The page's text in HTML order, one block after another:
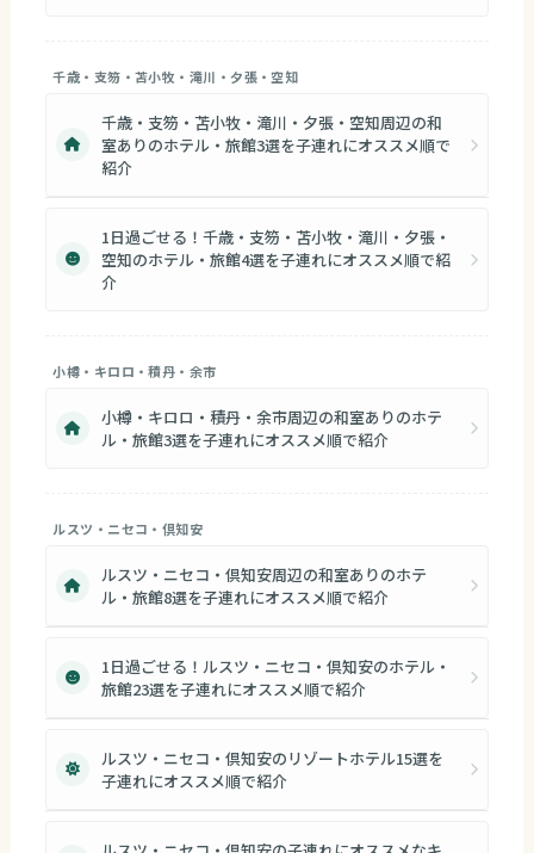
千歳・支笏・苫小牧・滝川・夕張・空知
千歳・支笏・苫小牧・滝川・夕張・空知周辺の和
室ありのホテル・旅館3選を子連れにオススメ順で
紹介
1日過ごせる！千歳・支笏・苫小牧・滝川・夕張・
空知のホテル・旅館4選を子連れにオススメ順で紹
介
小樽・キロロ・積丹・余市
小樽・キロロ・積丹・余市周辺の和室ありのホテ
ル・旅館3選を子連れにオススメ順で紹介
ルスツ・ニセコ・倶知安
ルスツ・ニセコ・倶知安周辺の和室ありのホテ
ル・旅館8選を子連れにオススメ順で紹介
1日過ごせる！ルスツ・ニセコ・倶知安のホテル・
旅館23選を子連れにオススメ順で紹介
ルスツ・ニセコ・倶知安のリゾートホテル15選を
子連れにオススメ順で紹介